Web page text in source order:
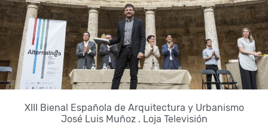
XIII Bienal Española de Arquitectura y Urbanismo
José Luis Muñoz . Loja Televisión